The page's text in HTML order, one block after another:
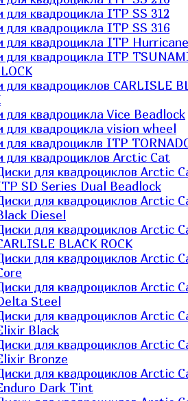
для квадроцикла ITP SS 312
для квадроцикла ITP SS 316
для квадроцикла ITP Hurricane
для квадроцикла ITP
для квадроциклов CARLISLE
для квадроцикла Vice Beadlock
для квадроцикла vision wheel
для квадроциклв ITP
для квадроциклов Arctic Cat
для квадроциклов Arctic
SD Series Dual Beadlock
для квадроциклов Arctic
Diesel
для квадроциклов Arctic
BLACK ROCK
для квадроциклов Arctic
для квадроциклов Arctic
Steel
для квадроциклов Arctic
Black
для квадроциклов Arctic
Bronze
для квадроциклов Arctic
Dark Tint